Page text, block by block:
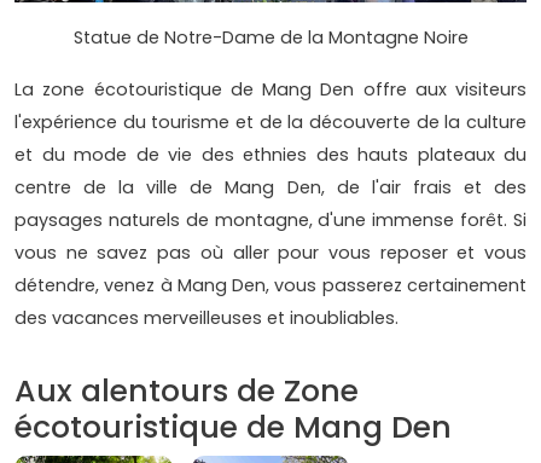
Statue de Notre-Dame de la Montagne Noire
La zone écotouristique de Mang Den offre aux visiteurs
l'expérience du tourisme et de la découverte de la culture
et du mode de vie des ethnies des hauts plateaux du
centre de la ville de Mang Den, de l'air frais et des
paysages naturels de montagne, d'une immense forêt. Si
vous ne savez pas où aller pour vous reposer et vous
détendre, venez à Mang Den, vous passerez certainement
des vacances merveilleuses et inoubliables.
Aux alentours de Zone
écotouristique de Mang Den